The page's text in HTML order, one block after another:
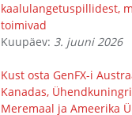
kaalulangetuspillidest,
toimivad
Kuupäev: 3. juuni 2026
Kust osta GenFX-i
Kanadas,
Meremaal ja Ameerika